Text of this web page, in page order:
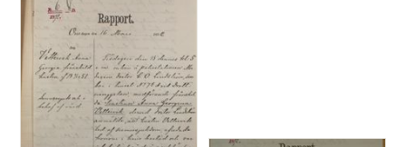
poster
och
teman